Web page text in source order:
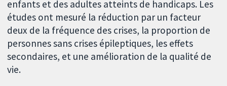
enfants et des adultes atteints de handicaps. Les
études ont mesuré la réduction par un facteur
deux de la fréquence des crises, la proportion de
personnes sans crises épileptiques, les effets
secondaires, et une amélioration de la qualité de
vie.